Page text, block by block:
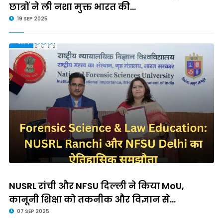
छात्रों ने ली नशा मुक्त भारत की...
19 SEP 2025
NUSRL रांची और NFSU दिल्ली ने किया MoU,
कानूनी शिक्षा को तकनीक और विज्ञान से...
07 SEP 2025